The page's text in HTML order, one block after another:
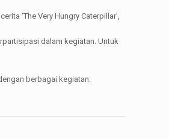
‘The Very Hungry Caterpillar’,
dalam kegiatan. Untuk
berbagai kegiatan.